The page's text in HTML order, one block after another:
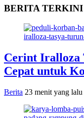
BERITA TERKINI
Cerint Iralloza
Cepat untuk
Berita 23 menit yang lalu